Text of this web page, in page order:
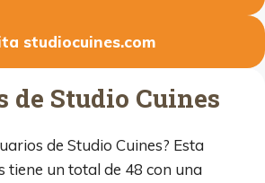
studiocuines.com
de Studio Cuines
de Studio Cuines? Esta
tiene un total de 48 con una